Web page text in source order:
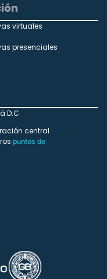
virtuales
presenciales
D.C
central
puntos de